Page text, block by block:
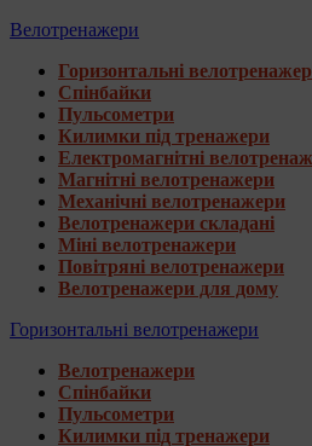
Велотренажери
Горизонтальні
Спінбайки
Пульсометри
Килимки під тренажери
Електромагнітні
Магнітні велотренажери
Механічні велотренажери
Велотренажери складані
Міні велотренажери
Повітряні велотренажери
Велотренажери для дому
Горизонтальні велотренажери
Велотренажери
Спінбайки
Пульсометри
Килимки під тренажери